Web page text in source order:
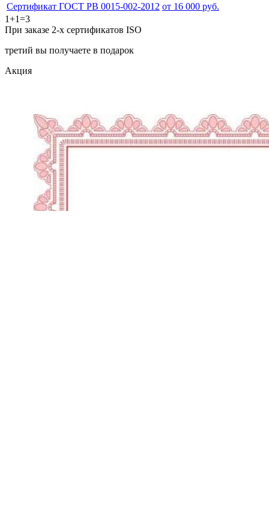
Сертификат ГОСТ РВ 0015-002-2012 от 16 000 руб.
1+1=3
При заказе 2-х сертификатов ISO
третий вы получаете в подарок
Акция